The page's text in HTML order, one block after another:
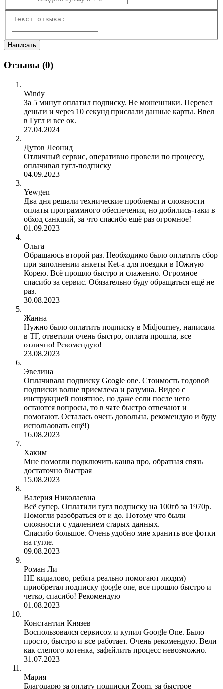
Отзывы (0)
Windy
За 5 минут оплатил подписку. Не мошенники. Перевел
деньги и через 10 секунд прислали данные карты. Ввел
в Гугл и все ок.
27.04.2024
Дутов Леонид
Отличный сервис, оперативно провели по процессу,
оплачивал гугл-подписку
04.09.2023
Yewgen
Два дня решали технические проблемы и сложности
оплаты программного обеспечения, но добились-таки в
обход санкций, за что спасибо ещё раз огромное!
01.09.2023
Ольга
Обращаюсь второй раз. Необходимо было оплатить сбор
при заполнении анкеты Ket-a для поездки в Южную
Корею. Всё прошло быстро и слаженно. Огромное
спасибо за сервис. Обязательно буду обращаться ещё не
раз.
30.08.2023
Жанна
Нужно было оплатить подписку в Midjourney, написала
в ТГ, ответили очень быстро, оплата прошла, все
отлично! Рекомендую!
23.08.2023
Эвелина
Оплачивала подписку Google one. Стоимость годовой
подписки волне приемлема и разумна. Видео с
инструкцией понятное, но даже если после него
остаются вопросы, то в чате быстро отвечают и
помогают. Осталась очень довольна, рекомендую и буду
использовать ещё!)
16.08.2023
Хаким
Мне помогли подключить канва про, обратная связь
достаточно быстрая
15.08.2023
Валерия Николаевна
Всё супер. Оплатили гугл подписку на 100гб за 1970р.
Помогли разобраться от и до. Потому что были
сложности с удалением старых данных.
Спасибо большое. Очень удобно мне хранить все фотки
на гугле.
09.08.2023
Роман Ли
НЕ кидалово, ребята реально помогают людям)
приобретал подписку google one, все прошло быстро и
четко, спасибо! Рекомендую
01.08.2023
Константин Князев
Воспользовался сервисом и купил Google One. Было
просто, быстро и все работает. Очень рекомендую. Вели
как слепого котенка, зафейлить процесс невозможно.
31.07.2023
Мария
Благодарю за оплату подписки Zoom, за быстрое